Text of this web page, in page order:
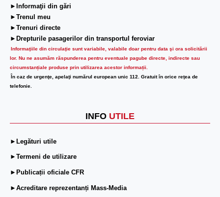
►Informaţii din gări
►Trenul meu
►Trenuri directe
►Drepturile pasagerilor din transportul feroviar
Informaţiile din circulaţie sunt variabile, valabile doar pentru data şi ora solicitării
lor. Nu ne asumăm răspunderea pentru eventuale pagube directe, indirecte sau
circumstanțiale produse prin utilizarea acestor informații.
În caz de urgenţe, apelaţi numărul european unic 112. Gratuit în orice reţea de
telefonie.
INFO UTILE
►Legături utile
►Termeni de utilizare
►Publicații oficiale CFR
►Acreditare reprezentanți Mass-Media